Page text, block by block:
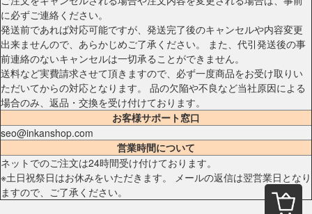
に必ずご連絡ください。
発送前であれば対応可能ですが、発送完了後のキャンセルや内容変更
出来ませんので、あらかじめご了承ください。 また、代引発送後の事
前連絡のないキャンセルは一切承ることができません。
送料など実費請求させて頂きますので、必ず一度商品をお受け取りい
ただいてからの対応となります。 品の欠陥や不良など当社原因による
場合のみ、返品・交換を受け付けております。
お客様サポート窓口
seo@inkanshop.com
営業時間について
ネットでのご注文は24時間受け付けております。
※土日祝祭日はお休みをいただきます。 メールの返信は翌営業日となり
ますので、ご了承ください。